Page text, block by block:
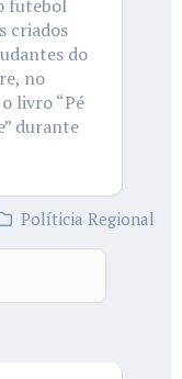
futebol
criados
do
no
livro “Pé
durante
Políticia Regional